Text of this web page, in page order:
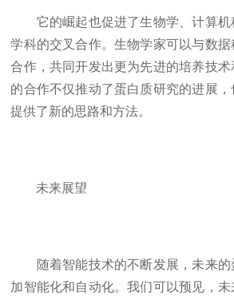
它的崛起也促进了生物学、计算机
学科的交叉合作。生物学家可以与数
合作，共同开发出更为先进的培养技
的合作不仅推动了蛋白质研究的进展
提供了新的思路和方法。
未来展望
随着智能技术的不断发展，未来的
加智能化和自动化。我们可以预见，